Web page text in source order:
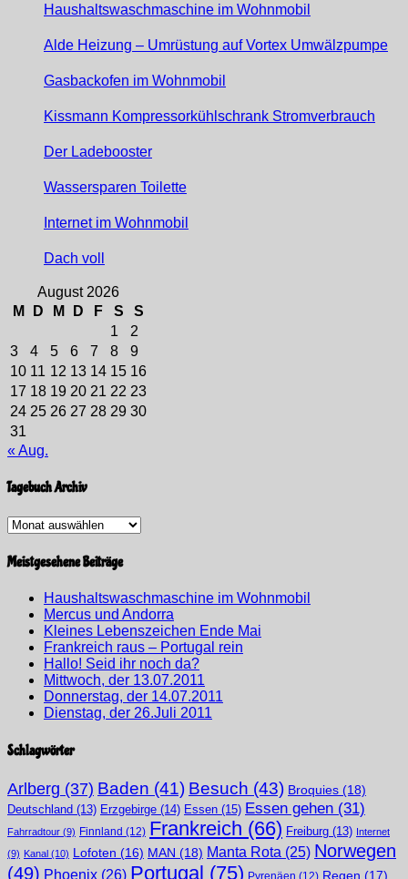
Haushaltswaschmaschine im Wohnmobil
Alde Heizung – Umrüstung auf Vortex Umwälzpumpe
Gasbackofen im Wohnmobil
Kissmann Kompressorkühlschrank Stromverbrauch
Der Ladebooster
Wassersparen Toilette
Internet im Wohnmobil
Dach voll
August 2026
M
D M D F S
S
1
2
3
4 5 6 7 8
9
10 11 12 13 14 15 16
17 18 19 20 21 22 23
24 25 26 27 28 29 30
31
« Aug.
Tagebuch Archiv
Tagebuch
Meistgesehene Beiträge
Haushaltswaschmaschine im Wohnmobil
Mercus und Andorra
Kleines Lebenszeichen Ende Mai
Frankreich raus – Portugal rein
Hallo! Seid ihr noch da?
Mittwoch, der 13.07.2011
Donnerstag, der 14.07.2011
Dienstag, der 26.Juli 2011
Schlagwörter
Arlberg (37) Baden (41) Besuch (43) Broquies (18)
Deutschland (13) Erzgebirge (14) Essen (15) Essen gehen (31)
Fahrradtour (9) Finnland (12) Frankreich (66) Freiburg (13) Internet
(9) Kanal (10) Lofoten (16) MAN (18) Manta Rota (25) Norwegen
(49) Phoenix (26) Portugal (75) Pyrenäen (12) Regen (17)